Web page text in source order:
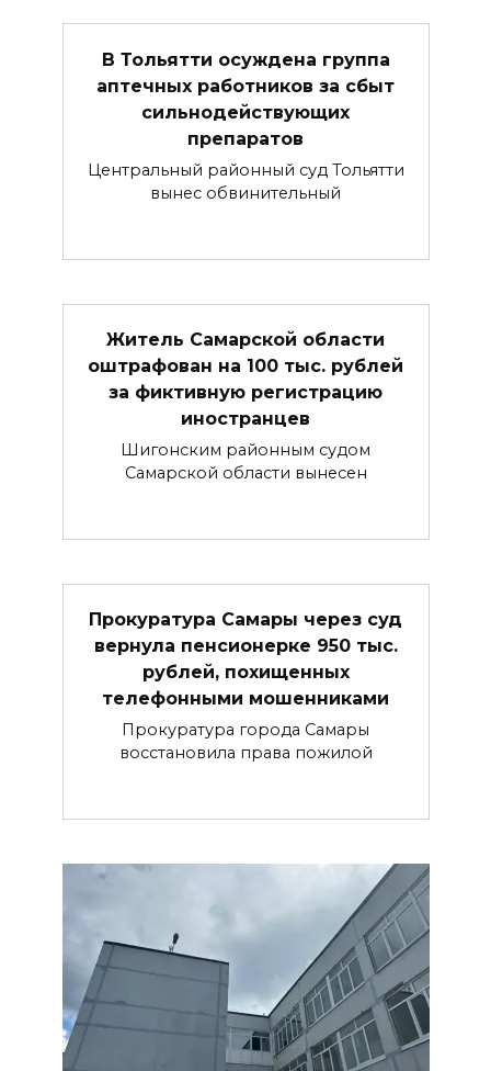
В Тольятти осуждена группа
аптечных работников за сбыт
сильнодействующих
препаратов
Центральный районный суд Тольятти
вынес обвинительный
Житель Самарской области
оштрафован на 100 тыс. рублей
за фиктивную регистрацию
иностранцев
Шигонским районным судом
Самарской области вынесен
Прокуратура Самары через суд
вернула пенсионерке 950 тыс.
рублей, похищенных
телефонными мошенниками
Прокуратура города Самары
восстановила права пожилой